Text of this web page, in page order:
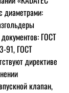
диаметрами:
ГОСТ
91, ГОСТ
директиве
клапан,